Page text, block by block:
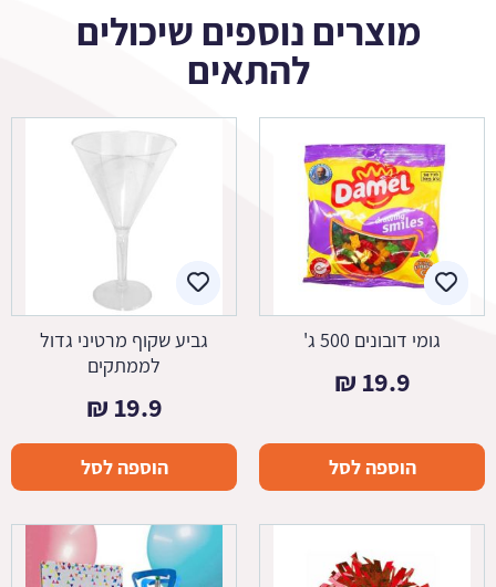
מוצרים נוספים שיכולים
להתאים
גומי דובונים 500 ג'
19.9
₪
הוספה לסל
גביע שקוף מרטיני גדול
לממתקים
19.9
₪
הוספה לסל